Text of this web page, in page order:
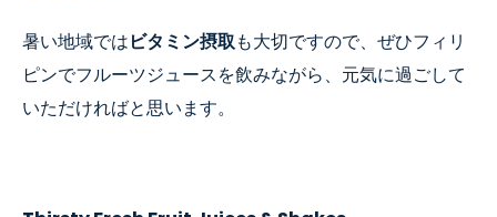
暑い地域ではビタミン摂取も大切ですので、ぜひフィリ
ピンでフルーツジュースを飲みながら、元気に過ごして
いただければと思います。